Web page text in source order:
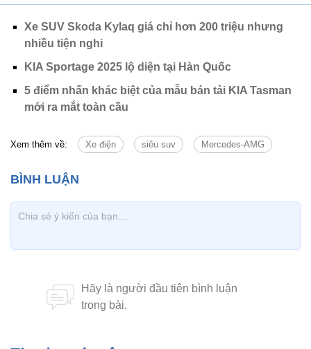
Xe SUV Skoda Kylaq giá chỉ hơn 200 triệu nhưng
nhiều tiện nghi
KIA Sportage 2025 lộ diện tại Hàn Quốc
5 điểm nhấn khác biệt của mẫu bán tải KIA Tasman
mới ra mắt toàn cầu
Xem thêm về: Xe điện siêu suv Mercedes-AMG